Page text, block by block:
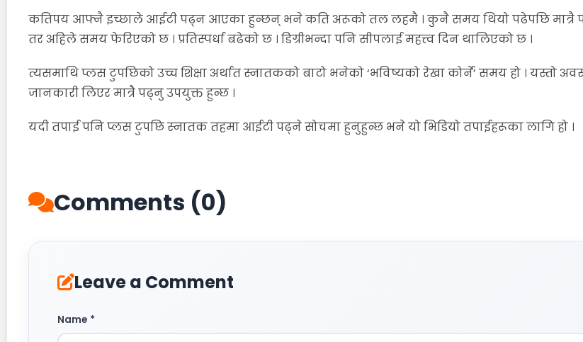
कतिपय आफ्नै इच्छाले आईटी पढ्न आएका हुन्छन् भने कति अरूको तल लहमै । कुनै समय थियो पढेपछि मात्रै
तर अहिले समय फेरिएको छ । प्रतिस्पर्धा बढेको छ । डिग्रीभन्दा पनि सीपलाई महत्त्व दिन थालिएको छ ।
त्यसमाथि प्लस टुपछिको उच्च शिक्षा अर्थात स्नातकको बाटो भनेको ‘भविष्यको रेखा कोर्ने’ समय हो । यस्तो
जानकारी लिएर मात्रै पढ्नु उपयुक्त हुन्छ ।
यदी तपाई पनि प्लस टुपछि स्नातक तहमा आईटी पढ्ने सोचमा हुनुहुन्छ भने यो भिडियो तपाईहरूका लागि हो ।
Comments (0)
Leave a Comment
Name *